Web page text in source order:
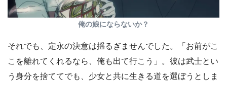
俺の娘にならないか？
それでも、定永の決意は揺るぎませんでした。「お前がこ
こを離れてくれるなら、俺も出て行こう」。彼は武士とい
う身分を捨ててでも、少女と共に生きる道を選ぼうとしま